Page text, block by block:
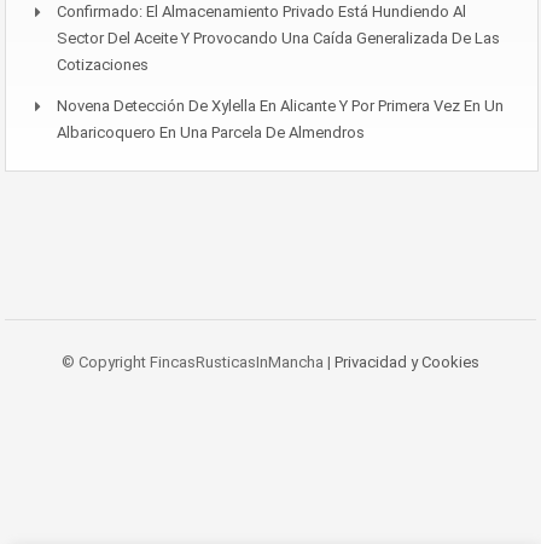
Confirmado: El Almacenamiento Privado Está Hundiendo Al
Sector Del Aceite Y Provocando Una Caída Generalizada De Las
Cotizaciones
Novena Detección De Xylella En Alicante Y Por Primera Vez En Un
Albaricoquero En Una Parcela De Almendros
© Copyright FincasRusticasInMancha | Privacidad y Cookies